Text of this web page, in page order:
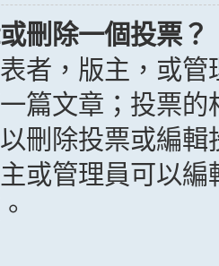
刪除一個投票？
者，版主，或
篇文章；投票
刪除投票或編
或管理員可以